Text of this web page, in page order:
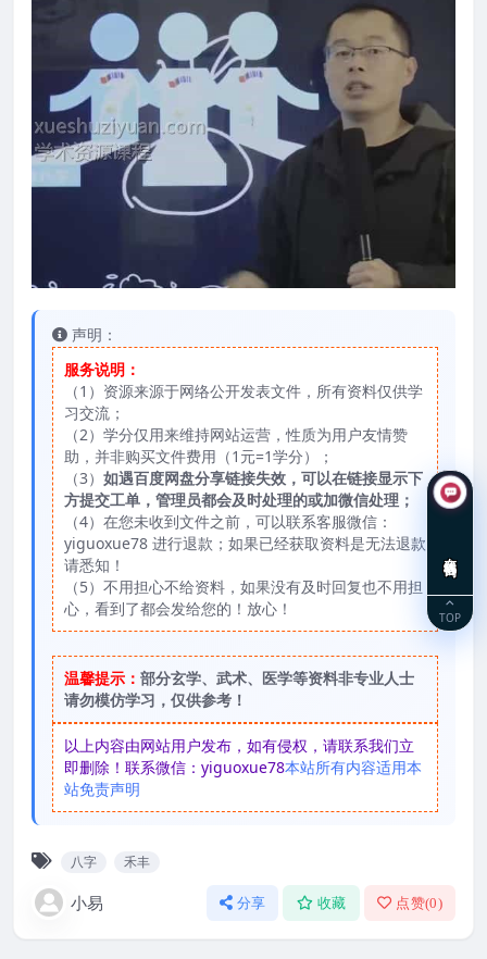
声明：
服务说明：
（1）资源来源于网络公开发表文件，所有资料仅供学
习交流；
（2）学分仅用来维持网站运营，性质为用户友情赞
助，并非购买文件费用（1元=1学分）；
（3） 如遇百度网盘分享链接失效，可以在链接显示下
方提交工单，管理员都会及时处理的或加微信处理；
（4）在您未收到文件之前，可以联系客服微信：
yiguoxue78 进行退款；如果已经获取资料是无法退款
请悉知！
（5）不用担心不给资料，如果没有及时回复也不用担
心，看到了都会发给您的！放心！
温馨提示： 部分玄学、武术、医学等资料非专业人士
请勿模仿学习，仅供参考！
以上内容由网站用户发布，如有侵权，请联系我们立
即删除！联系微信：yiguoxue78本站所有内容适用本
站免责声明
八字 禾丰
小易 分享 收藏 点赞(0)
TOP